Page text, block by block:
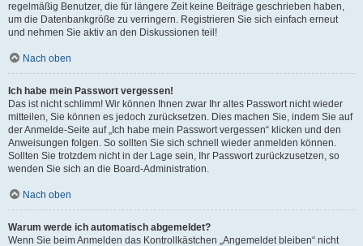
regelmäßig Benutzer, die für längere Zeit keine Beiträge geschrieben haben,
um die Datenbankgröße zu verringern. Registrieren Sie sich einfach erneut
und nehmen Sie aktiv an den Diskussionen teil!
Nach oben
Ich habe mein Passwort vergessen!
Das ist nicht schlimm! Wir können Ihnen zwar Ihr altes Passwort nicht wieder
mitteilen, Sie können es jedoch zurücksetzen. Dies machen Sie, indem Sie auf
der Anmelde-Seite auf „Ich habe mein Passwort vergessen“ klicken und den
Anweisungen folgen. So sollten Sie sich schnell wieder anmelden können.
Sollten Sie trotzdem nicht in der Lage sein, Ihr Passwort zurückzusetzen, so
wenden Sie sich an die Board-Administration.
Nach oben
Warum werde ich automatisch abgemeldet?
Wenn Sie beim Anmelden das Kontrollkästchen „Angemeldet bleiben“ nicht